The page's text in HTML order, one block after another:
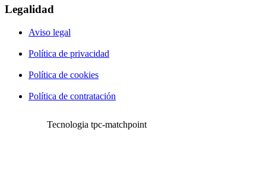
Legalidad
Aviso legal
Política de privacidad
Política de cookies
Política de contratación
Tecnologia tpc-matchpoint